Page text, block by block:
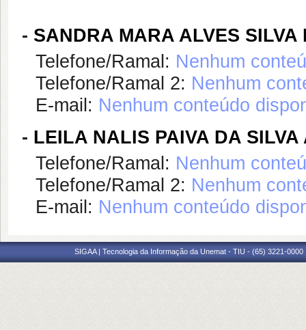
- SANDRA MARA ALVES SILVA
Telefone/Ramal: Nenhum
Telefone/Ramal 2: Nenhum
E-mail: Nenhum conteúdo
- LEILA NALIS PAIVA DA SILVA
Telefone/Ramal: Nenhum
Telefone/Ramal 2: Nenhum
E-mail: Nenhum conteúdo
SIGAA | Tecnologia da Informação da Unemat - TIU - (65) 3221-